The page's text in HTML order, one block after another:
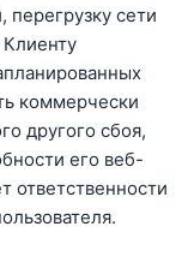
сети
коммерчески
другого сбоя,
его веб-
ответственности